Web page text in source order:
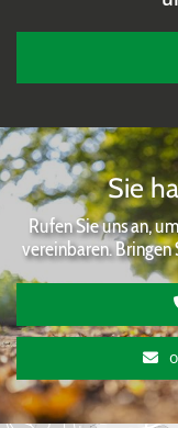
Sie
Rufen Sie uns an,
vereinbaren.